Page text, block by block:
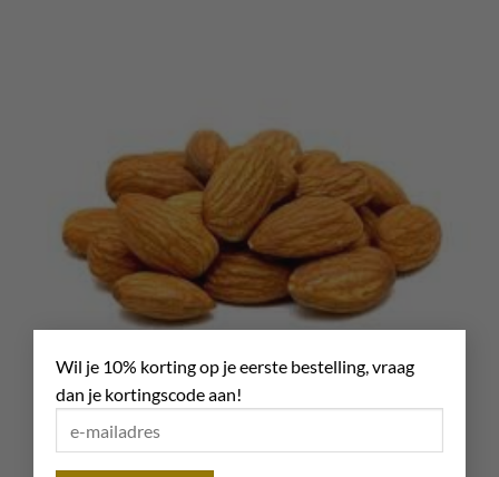
Wil je 10% korting op je eerste bestelling, vraag
dan je kortingscode aan!